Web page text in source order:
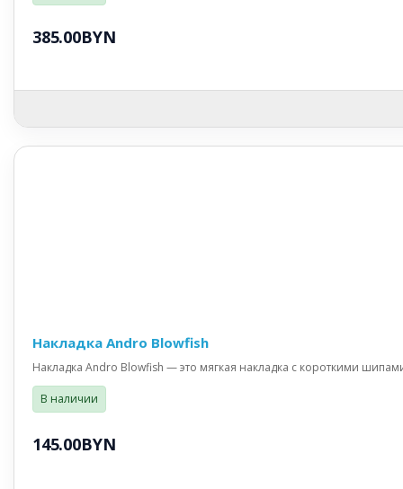
385.00BYN
Накладка Andro Blowfish
Накладка Andro Blowfish — это мягкая накладка с короткими
В наличии
145.00BYN